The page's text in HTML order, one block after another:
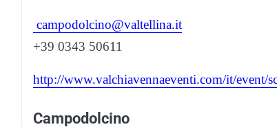
campodolcino@valtellina.it
+39 0343 50611
http://www.valchiavennaeventi.com/it/event/
Campodolcino